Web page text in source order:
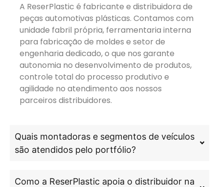
A ReserPlastic é fabricante e distribuidora de
peças automotivas plásticas. Contamos com
unidade fabril própria, ferramentaria interna
para fabricação de moldes e setor de
engenharia dedicado, o que nos garante
autonomia no desenvolvimento de produtos,
controle total do processo produtivo e
agilidade no atendimento aos nossos
parceiros distribuidores.
Quais montadoras e segmentos de veículos
são atendidos pelo portfólio?
Como a ReserPlastic apoia o distribuidor na